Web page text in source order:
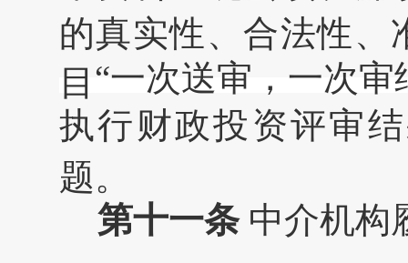
的真实性、合法性、
目 “一次送审，一次审
执行财政投资评审
题。
第十一条 中介机构